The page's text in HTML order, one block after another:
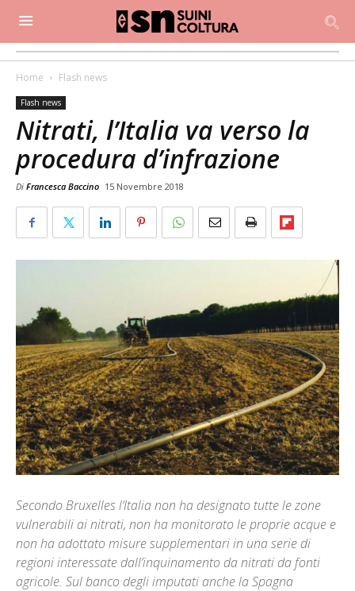
Home Flash news
Flash news
Nitrati, l’Italia va verso la
procedura d’infrazione
Di Francesca Baccino 15 Novembre 2018
Secondo Bruxelles l’Italia non ha designato tutte le zone
vulnerabili ai nitrati, non ha monitorato le proprie acque e
non ha adottato misure supplementari in una serie di
regioni interessate dall’inquinamento da nitrati da fonti
agricole. Sul banco degli imputati anche la Spagna